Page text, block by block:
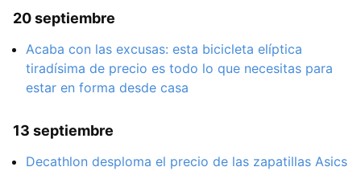
20 septiembre
Acaba con las excusas: esta bicicleta elíptica
tiradísima de precio es todo lo que necesitas para
estar en forma desde casa
13 septiembre
Decathlon desploma el precio de las zapatillas Asics